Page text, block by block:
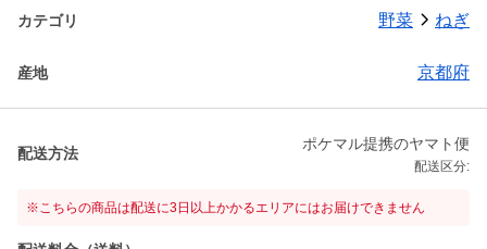
カテゴリ 野菜 ねぎ
産地 京都府
配送方法
ポケマル提携のヤマト便
配送区分:
※こちらの商品は配送に3日以上かかるエリアにはお届けできません